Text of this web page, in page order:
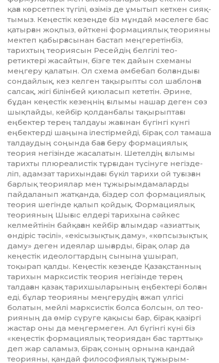
қаға көрсетпек түгілі, өзіміз де ұмы­­тып кеткен сияқ­
тымыз. Кеңес­тік кезеңде біз мұн­дай мәселеге бас
қа­тырған жоқ­пыз, өйткені фор­мациялық тео­рияны
мектеп қабырғасынан бас­тап мең­гере­тін­біз,
тарихтың тео­риясын Ресейдің бел­гілі тео­
ретиктері жасайтын, біз­ге тек дайын схеманы
меңгеру қа­латын. Ол схема әмбебап болғандығы
сон­дайлық, кез келген тақырыпты сол шаб­лонға
салсақ, жігі білінбей қию­ласып кететін. Әрине,
бұдан кеңестік кезеңнің ғылымы нашар деген сөз
шықпайды, кейбір қол­данбалы тақырыптағы
еңбектер терең талдауы жағынан бүгінгі күнгі
еңбектерді шаңына ілес­тір­мейді, бірақ сол тамаша
талдаудың соңында баға беру формациялық
теория негізінде жасалатын. Шет­ел­дің ғылымы
тарихты плюреа­лис­тік тұрғыдан түсінуге негіз­де­
ліп, адам­зат тарихындағы бүкіл тарихи ой туғызған
барлық теориялар мен тұжырымдамаларды
пайдаланып жатқанда, біздер сол формациялық
теория шегінде қа­лып қойдық. Формациялық
тео­рияның Шығыс ел­дері тарихына сәйкес
келмейтінін байқаған кей­бір ғалымдар «азиат­тық
өндіріс тәсілі», «екісызықтық даму», «көп­сызықтық
даму» деген идея­лар шығарды, бірақ олар да
кеңес­тік идеологтардың сынына ұшырап,
тоқырап қалды. Кеңестік кезеңде Қазақстанның
тарихын марксистік теория негізінде терең
талдаған қазақ тарихшыларының ең­бек­тері болған
еді, бұлар теорияны мең­герудің ғажап үлгісі
болатын, мейлі марксистік болса болсын, ол тео­
рияның да өмір сүруге қақысы бар, бірақ қазіргі
жастар оны да меңгер­меген. Ал бүгінгі кү­ні біз
«кеңестік фор­мациялық теориядан бас тарт­тық»
деп жар са­ламыз, бірақ соның орнына қан­дай
теорияны, қандай филосо­фия­лық тұжырым­